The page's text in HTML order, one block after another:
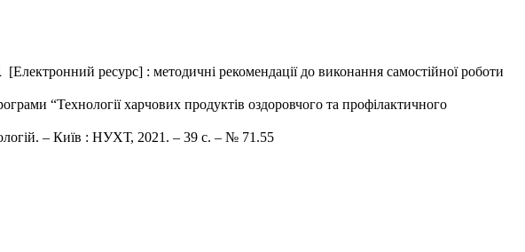
[Електронний ресурс] : методичні рекомендації до виконання самостійної роботи
“Технології харчових продуктів оздоровчого та профілактичного
– Київ : НУХТ, 2021. – 39 с. – № 71.55